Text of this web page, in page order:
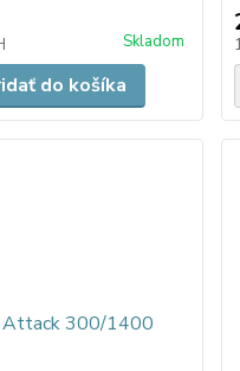
Skladom
do košíka